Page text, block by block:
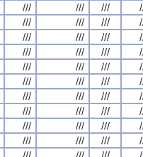
/// /// ///
/// /// ///
/// /// ///
/// /// ///
/// /// ///
/// /// ///
/// /// ///
/// /// ///
/// /// ///
/// /// ///